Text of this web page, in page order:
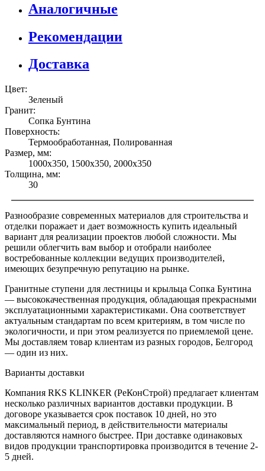
Аналогичные
Рекомендации
Доставка
Цвет:
Зеленый
Гранит:
Сопка Бунтина
Поверхность:
Термообработанная, Полированная
Размер, мм:
1000х350, 1500х350, 2000х350
Толщина, мм:
30
Разнообразие современных материалов для строительства и
отделки поражает и дает возможность купить идеальный
вариант для реализации проектов любой сложности. Мы
решили облегчить вам выбор и отобрали наиболее
востребованные коллекции ведущих производителей,
имеющих безупречную репутацию на рынке.
Гранитные ступени для лестницы и крыльца Сопка Бунтина
— высококачественная продукция, обладающая прекрасными
эксплуатационными характеристиками. Она соответствует
актуальным стандартам по всем критериям, в том числе по
экологичности, и при этом реализуется по приемлемой цене.
Мы доставляем товар клиентам из разных городов, Белгород
— один из них.
Варианты доставки
Компания RKS KLINKER (РеКонСтрой) предлагает клиентам
несколько различных вариантов доставки продукции. В
договоре указывается срок поставок 10 дней, но это
максимальный период, в действительности материалы
доставляются намного быстрее. При доставке одинаковых
видов продукции транспортировка производится в течение 2-
5 дней.